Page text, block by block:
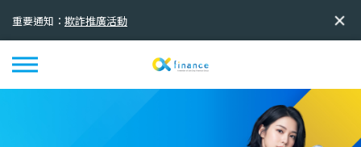
重要通知： 欺詐推廣活動
重要通知： 全新品牌標誌及標語正式啟用